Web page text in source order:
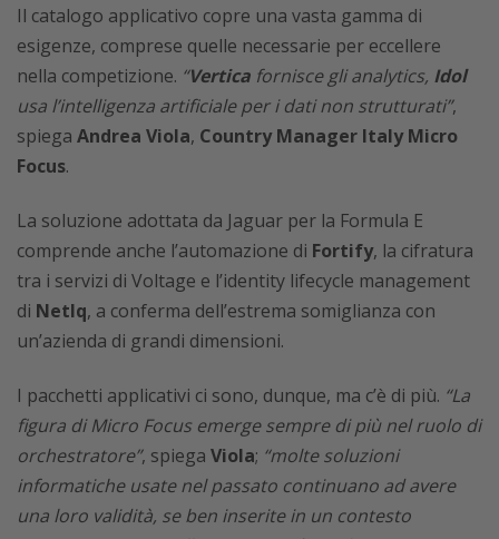
Il catalogo applicativo copre una vasta gamma di
esigenze, comprese quelle necessarie per eccellere
nella competizione. “Vertica fornisce gli analytics, Idol
usa l’intelligenza artificiale per i dati non strutturati”,
spiega Andrea Viola, Country Manager Italy Micro
Focus.
La soluzione adottata da Jaguar per la Formula E
comprende anche l’automazione di Fortify, la cifratura
tra i servizi di Voltage e l’identity lifecycle management
di NetIq, a conferma dell’estrema somiglianza con
un’azienda di grandi dimensioni.
I pacchetti applicativi ci sono, dunque, ma c’è di più. “La
figura di Micro Focus emerge sempre di più nel ruolo di
orchestratore”, spiega Viola; “molte soluzioni
informatiche usate nel passato continuano ad avere
una loro validità, se ben inserite in un contesto